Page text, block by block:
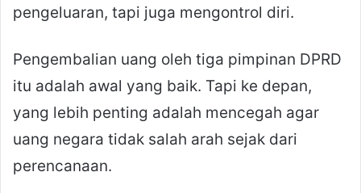
pengeluaran, tapi juga mengontrol diri.
Pengembalian uang oleh tiga pimpinan DPRD
itu adalah awal yang baik. Tapi ke depan,
yang lebih penting adalah mencegah agar
uang negara tidak salah arah sejak dari
perencanaan.